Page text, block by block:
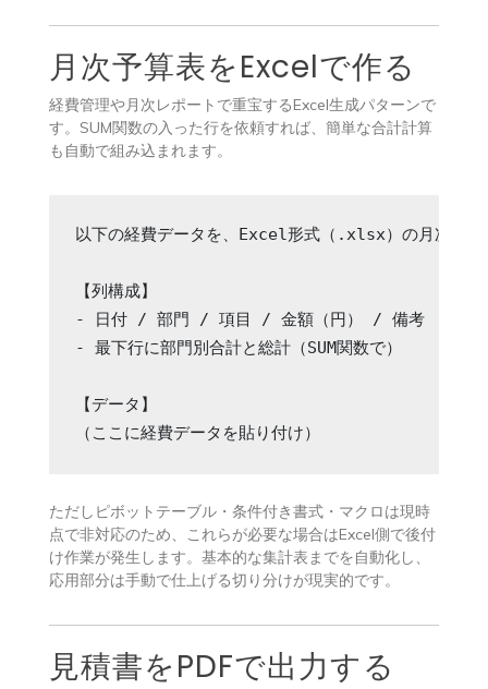
月次予算表をExcelで作る
経費管理や月次レポートで重宝するExcel生成パターンで
す。SUM関数の入った行を依頼すれば、簡単な合計計算
も自動で組み込まれます。
以下の経費データを、Excel形式（.xlsx）の月次予算
【列構成】
- 日付 / 部門 / 項目 / 金額（円） / 備考
- 最下行に部門別合計と総計（SUM関数で）
【データ】
（ここに経費データを貼り付け）
ただしピボットテーブル・条件付き書式・マクロは現時
点で非対応のため、これらが必要な場合はExcel側で後付
け作業が発生します。基本的な集計表までを自動化し、
応用部分は手動で仕上げる切り分けが現実的です。
見積書をPDFで出力する